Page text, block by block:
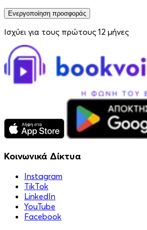
Ενεργοποίηση προσφοράς
Ισχύει για τους πρώτους 12 μήνες
Κοινωνικά Δίκτυα
Instagram
TikTok
LinkedIn
YouTube
Facebook